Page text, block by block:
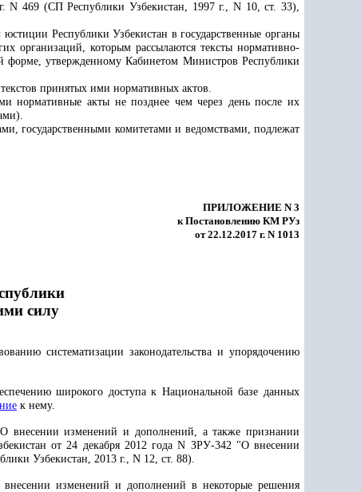
N 469 (СП Республики Узбекистан, 1997 г., N 10, ст. 33),
Республики Узбекистан в государственные органы
организаций, которым рассылаются тексты нормативно-
форме, утвержденному Кабинетом Министров Республики
принятых ими нормативных актов.
нормативные акты не позднее чем через день после их
государственными комитетами и ведомствами, подлежат
ПРИЛОЖЕНИЕ N 3
к Постановлению КМ РУз
от 22.12.2017 г. N 1013
силу
систематизации законодательства и упорядочению
широкого доступа к Национальной базе данных
к нему.
изменений и дополнений, а также признании
от 24 декабря 2012 года N ЗРУ-342 "О внесении
Узбекистан, 2013 г., N 12, ст. 88).
изменений и дополнений в некоторые решения